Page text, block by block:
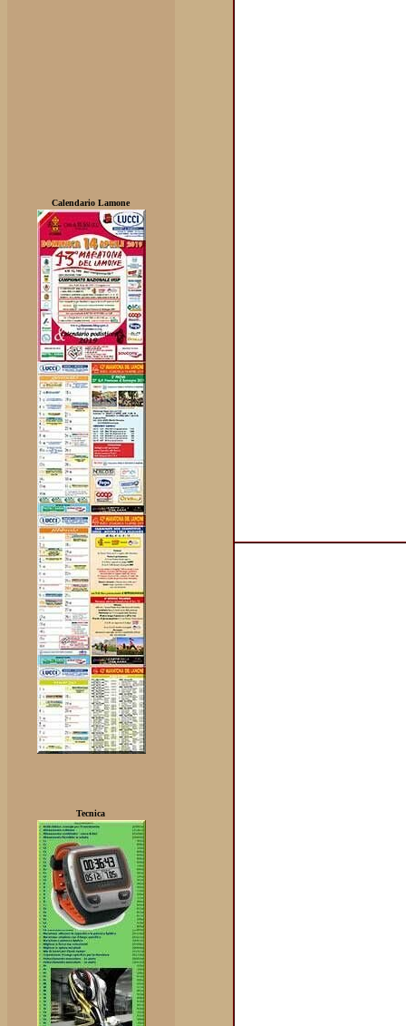
Calendario Lamone
Tecnica